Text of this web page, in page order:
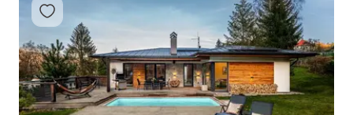
Přidat do oblíbených